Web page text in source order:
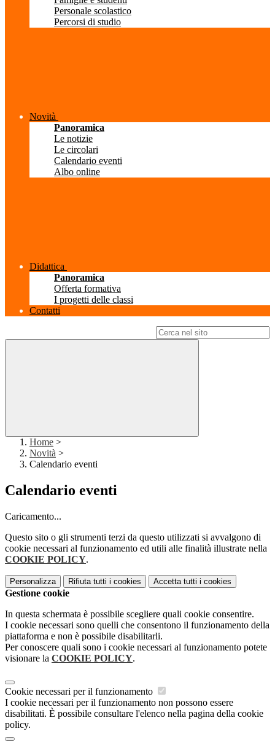
Personale scolastico
Percorsi di studio
Novità
Panoramica
Le notizie
Le circolari
Calendario eventi
Albo online
Didattica
Panoramica
Offerta formativa
I progetti delle classi
Contatti
Home >
Novità >
Calendario eventi
Calendario eventi
Caricamento...
Questo sito o gli strumenti terzi da questo utilizzati si avvalgono di
cookie necessari al funzionamento ed utili alle finalità illustrate nella
COOKIE POLICY.
Personalizza Rifiuta tutti i cookies Accetta tutti i cookies
Gestione cookie
In questa schermata è possibile scegliere quali cookie consentire.
I cookie necessari sono quelli che consentono il funzionamento della
piattaforma e non è possibile disabilitarli.
Per conoscere quali sono i cookie necessari al funzionamento potete
visionare la COOKIE POLICY.
Cookie necessari per il funzionamento
I cookie necessari per il funzionamento non possono essere
disabilitati. È possibile consultare l'elenco nella pagina della cookie
policy.